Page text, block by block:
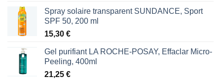
Spray solaire transparent SUNDANCE, Sport
SPF 50, 200 ml
15,30 €
Gel purifiant LA ROCHE-POSAY, Effaclar Micro-
Peeling, 400ml
21,25 €